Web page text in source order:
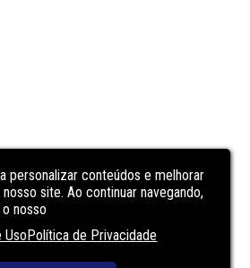
personalizar conteúdos e melhorar
site. Ao continuar navegando,
nosso
UsoPolítica de Privacidade